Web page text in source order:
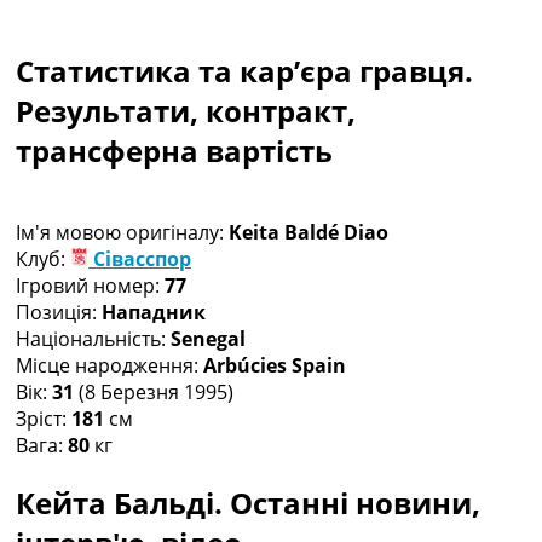
Чемпіонат Світу
Україна. Прем’єр-Ліга
Україна. Перша Ліга
Ліга Чемпіонів
Ще Турніри >>>
Таблиці
Чемпіонат Світу. Турнирні таблиці
Таблиця УПЛ
Перша Ліга
Таблиця АПЛ
Таблиця Ла Ліги
Таблиця Ліги Чемпіонів
Всі таблиці >>>
Рейтинг країн УЄФА
Рейтинг клубів УЄФА
Статистика та кар’єра гравця.
Результати, контракт,
трансферна вартість
Ім'я мовою оригіналу: Keita Baldé Diao
Клуб:
Сівасспор
Ігровий номер: 77
Позиція: Нападник
Національність: Senegal
Місце народження: Arbúcies Spain
Вік: 31 (8 Березня 1995)
Зріст: 181 см
Вага: 80 кг
Кейта Бальді. Останні новини,